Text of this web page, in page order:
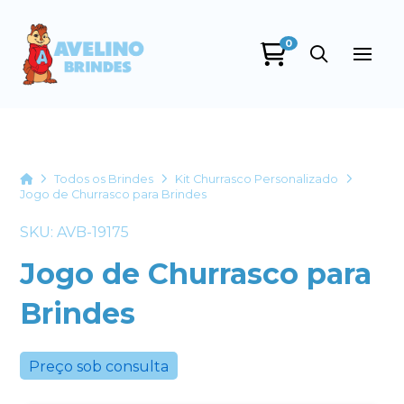
0
HomeTodos os Brindes
Kit Churrasco Personalizado
Jogo de Churrasco para Brindes
SKU: AVB-19175
Jogo de Churrasco para
Brindes
Preço sob consulta